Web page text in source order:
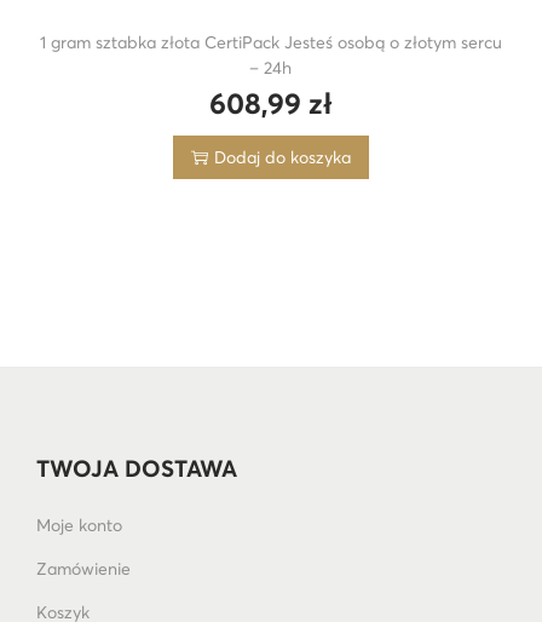
1 gram sztabka złota CertiPack Jesteś osobą o złotym sercu
– 24h
608,99 zł
Dodaj do koszyka
TWOJA DOSTAWA
Moje konto
Zamówienie
Koszyk